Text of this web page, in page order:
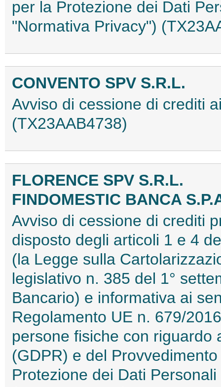
per la Protezione dei Dati
"Normativa Privacy")
CONVENTO SPV S.R.L.
Avviso di cessione di crediti
(TX23AAB4738)
FLORENCE SPV S.R.L.
FINDOMESTIC BANCA
Avviso di cessione di crediti
disposto degli articoli 1 e 4
(la Legge sulla
legislativo n. 385 del 1°
Bancario) e informativa ai
Regolamento UE n. 679/
persone fisiche con riguardo
(GDPR) e del
Protezione dei Dati